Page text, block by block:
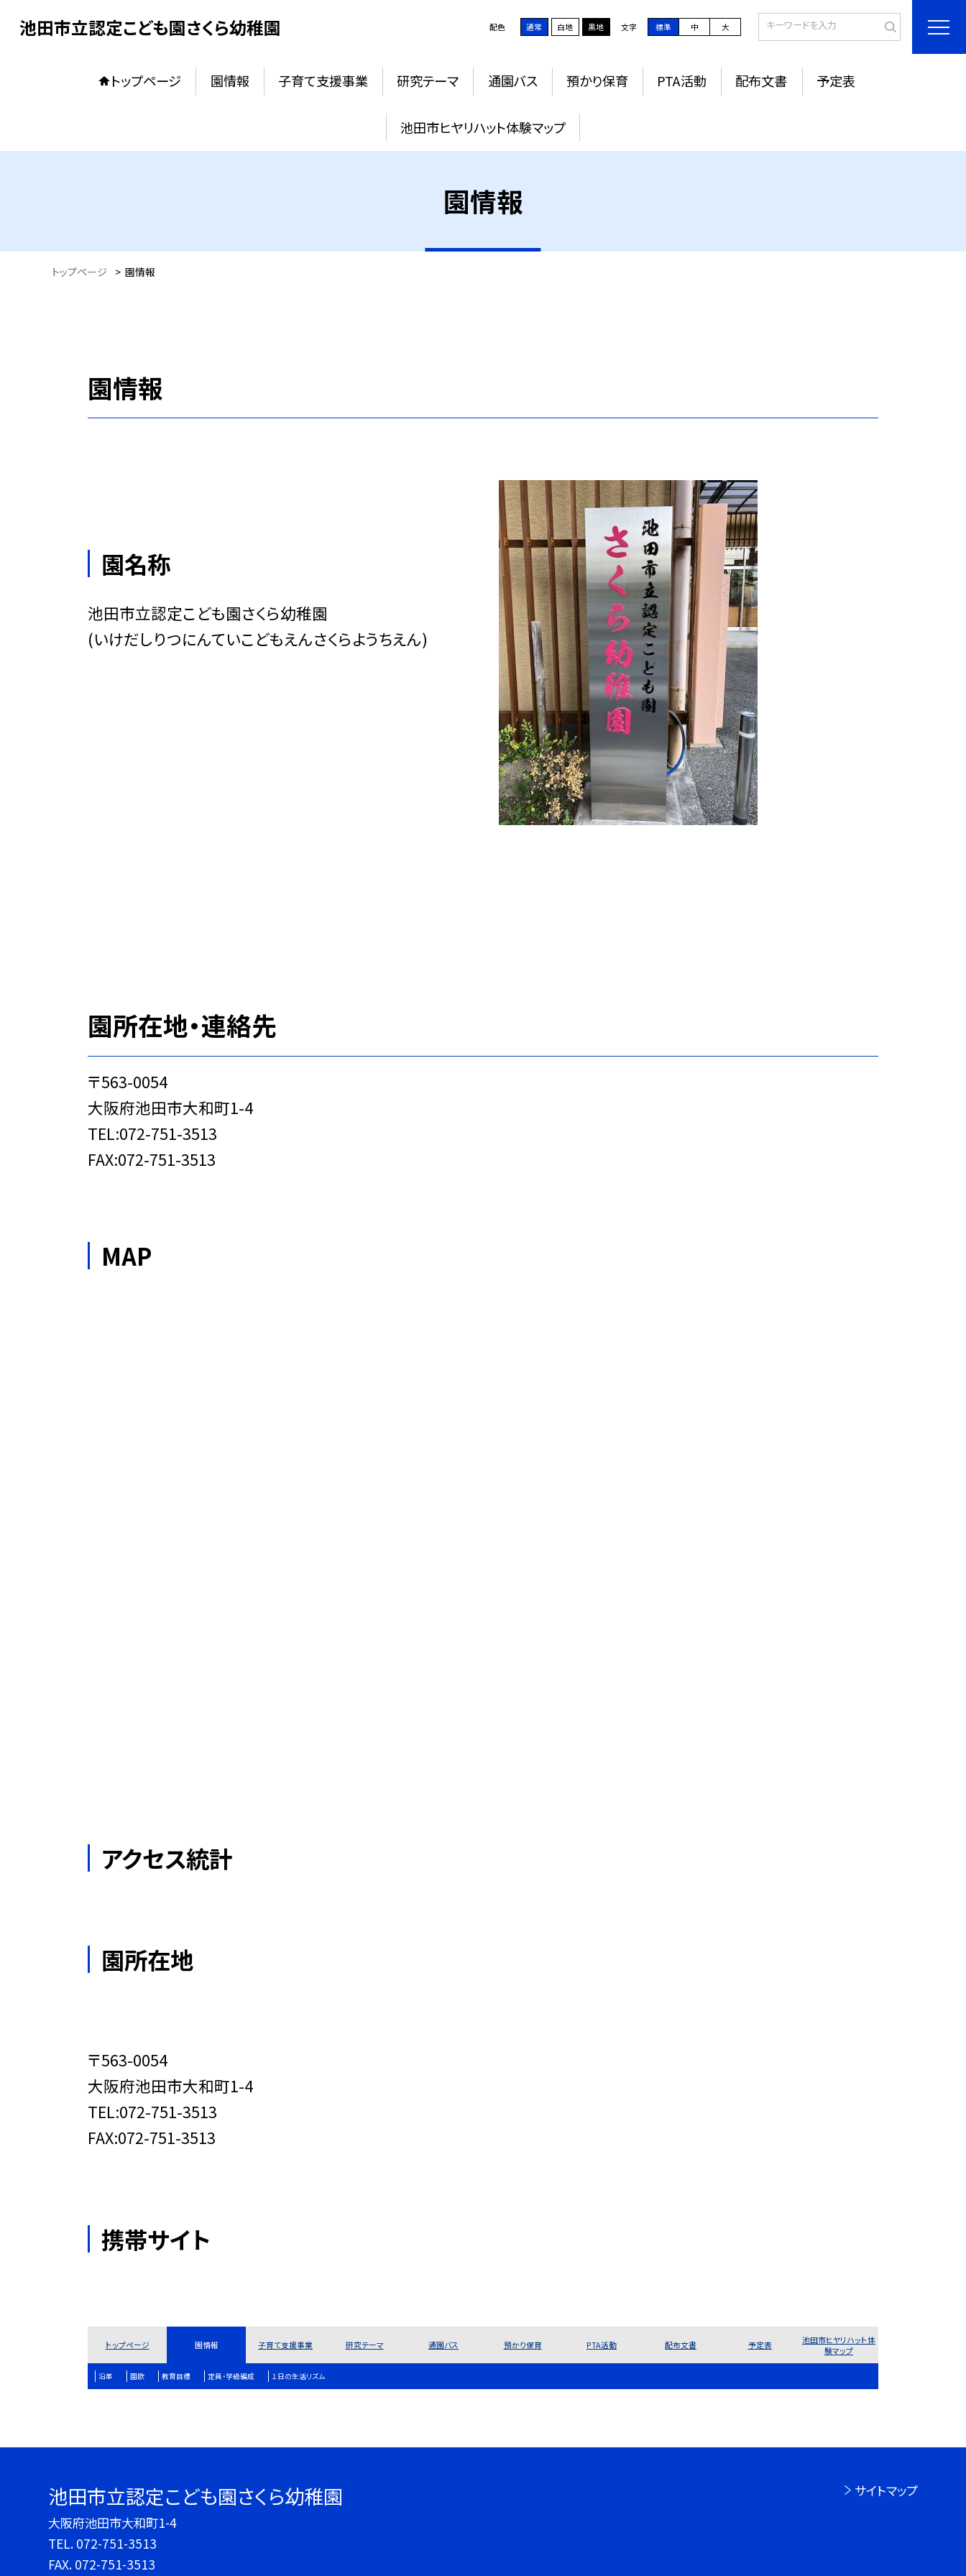
池田市立認定こども園さくら幼稚園 配色 通常 白地 黒地 文字 標準 中 大
トップページ 園情報 子育て支援事業 研究テーマ 通園バス 預かり保育 PTA活動 配布文書 予定表
池田市ヒヤリハット体験マップ
園情報
トップページ > 園情報
園情報
園名称
池田市立認定こども園さくら幼稚園
(いけだしりつにんていこどもえんさくらようちえん)
園所在地・連絡先
〒563-0054
大阪府池田市大和町1-4
TEL:072-751-3513
FAX:072-751-3513
MAP
アクセス統計
園所在地
〒563-0054
大阪府池田市大和町1-4
TEL:072-751-3513
FAX:072-751-3513
携帯サイト
トップページ 園情報
沿革 園歌 教育目標 定員・学級編成 １日の生活リズム
子育て支援事業 研究テーマ 通園バス 預かり保育 PTA活動 配布文書 予定表
池田市ヒヤリハット体
験マップ
池田市立認定こども園さくら幼稚園
大阪府池田市大和町1-4
TEL. 072-751-3513
FAX. 072-751-3513
サイトマップ